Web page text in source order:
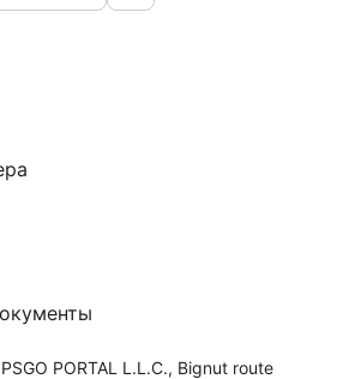
PORTAL L.L.C., Bignut route